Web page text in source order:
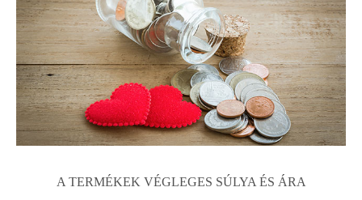
A TERMÉKEK VÉGLEGES SÚLYA ÉS ÁRA